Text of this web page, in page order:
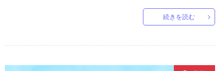
続きを読む